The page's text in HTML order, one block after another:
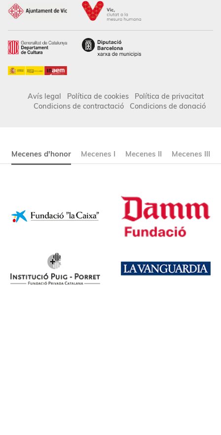
Avís legal Política de cookies
Política de privacitat
Condicions de contractació
Condicions de donació
Mecenes d'honor Mecenes I Mecenes II Mecenes III